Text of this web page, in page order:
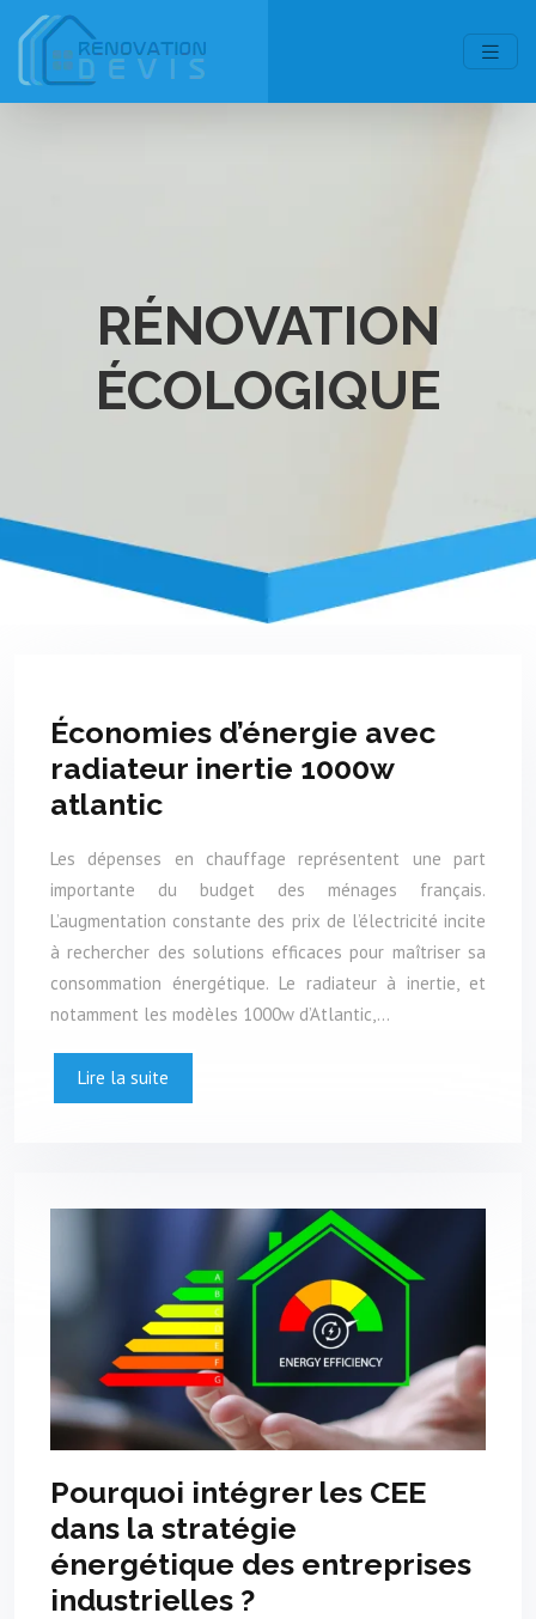
RÉNOVATION
ÉCOLOGIQUE
Économies d’énergie avec
radiateur inertie 1000w
atlantic
Les dépenses en chauffage représentent une part
importante du budget des ménages français.
L’augmentation constante des prix de l’électricité incite
à rechercher des solutions efficaces pour maîtriser sa
consommation énergétique. Le radiateur à inertie, et
notamment les modèles 1000w d’Atlantic,…
Lire la suite
Pourquoi intégrer les CEE
dans la stratégie
énergétique des entreprises
industrielles ?